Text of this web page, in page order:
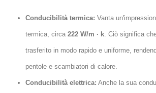
Conducibilità termica: Vanta
termica, circa 222 W/m · k. Ciò significa
trasferito in modo rapido e uniforme,
pentole e scambiatori di calore.
Conducibilità elettrica: Anche la sua